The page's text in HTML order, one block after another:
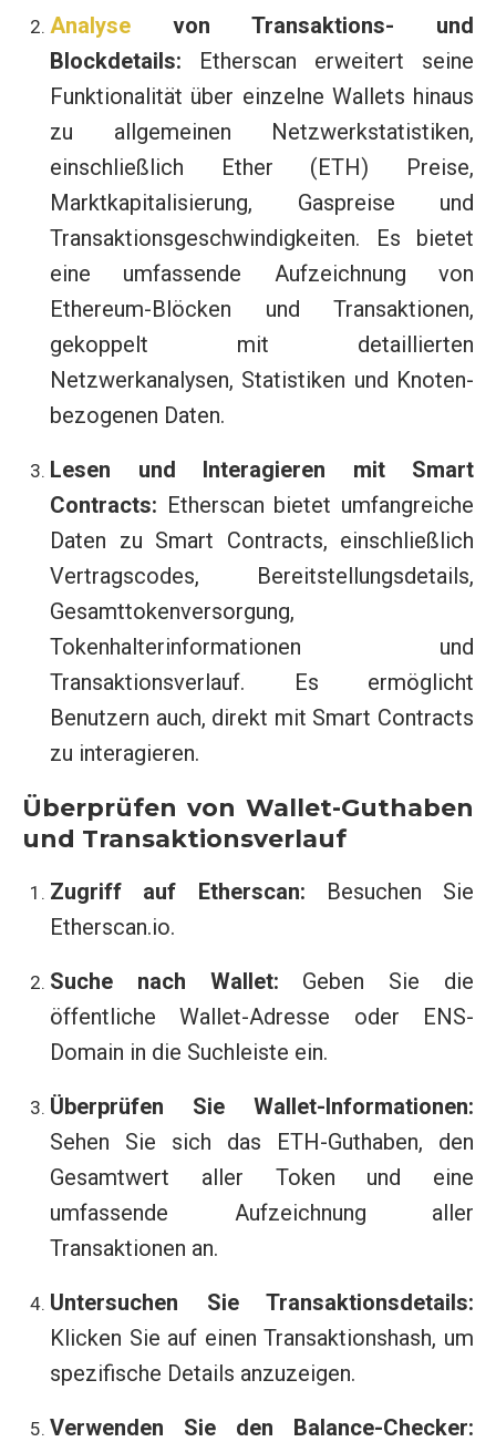
Analyse von Transaktions- und
Blockdetails: Etherscan erweitert seine
Funktionalität über einzelne Wallets hinaus
zu allgemeinen Netzwerkstatistiken,
einschließlich Ether (ETH) Preise,
Marktkapitalisierung, Gaspreise und
Transaktionsgeschwindigkeiten. Es bietet
eine umfassende Aufzeichnung von
Ethereum-Blöcken und Transaktionen,
gekoppelt mit detaillierten
Netzwerkanalysen, Statistiken und Knoten-
bezogenen Daten.
Lesen und Interagieren mit Smart
Contracts: Etherscan bietet umfangreiche
Daten zu Smart Contracts, einschließlich
Vertragscodes, Bereitstellungsdetails,
Gesamttokenversorgung,
Tokenhalterinformationen und
Transaktionsverlauf. Es ermöglicht
Benutzern auch, direkt mit Smart Contracts
zu interagieren.
Überprüfen von Wallet-Guthaben
und Transaktionsverlauf
Zugriff auf Etherscan: Besuchen Sie
Etherscan.io.
Suche nach Wallet: Geben Sie die
öffentliche Wallet-Adresse oder ENS-
Domain in die Suchleiste ein.
Überprüfen Sie Wallet-Informationen:
Sehen Sie sich das ETH-Guthaben, den
Gesamtwert aller Token und eine
umfassende Aufzeichnung aller
Transaktionen an.
Untersuchen Sie Transaktionsdetails:
Klicken Sie auf einen Transaktionshash, um
spezifische Details anzuzeigen.
Verwenden Sie den Balance-Checker: